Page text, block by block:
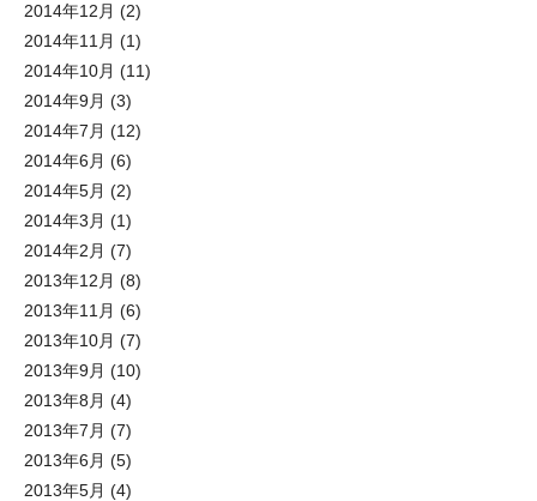
2014年12月 (2)
2014年11月 (1)
2014年10月 (11)
2014年9月 (3)
2014年7月 (12)
2014年6月 (6)
2014年5月 (2)
2014年3月 (1)
2014年2月 (7)
2013年12月 (8)
2013年11月 (6)
2013年10月 (7)
2013年9月 (10)
2013年8月 (4)
2013年7月 (7)
2013年6月 (5)
2013年5月 (4)